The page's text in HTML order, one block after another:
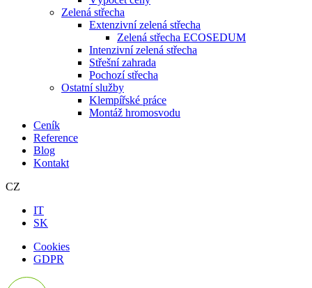
Zelená střecha
Extenzivní zelená střecha
Zelená střecha ECOSEDUM
Intenzivní zelená střecha
Střešní zahrada
Pochozí střecha
Ostatní služby
Klempířské práce
Montáž hromosvodu
Ceník
Reference
Blog
Kontakt
CZ
IT
SK
Cookies
GDPR